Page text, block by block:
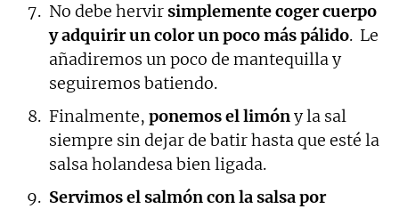
No debe hervirsimplemente coger cuerpo
y adquirir un color un poco más pálido. Le
añadiremos un poco de mantequilla y
seguiremos batiendo.
Finalmente, ponemos el limóny la sal
siempre sin dejar de batir hasta que esté la
salsa holandesa bien ligada.
Servimos el salmón con la salsa por